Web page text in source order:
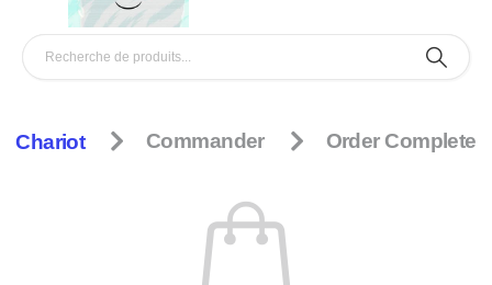
Chariot Commander Order Complete